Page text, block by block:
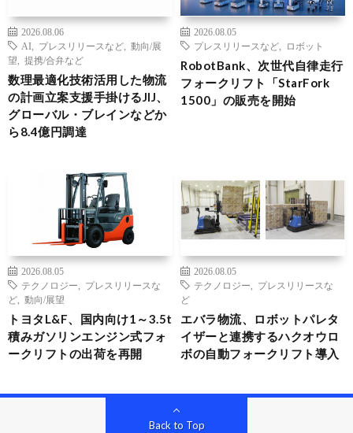
2026.08.06
AI
プレスリリースなど
動向/展
望
提携/合弁など
数理最適化技術活用した物流
の計画立案支援手掛けるJIJ、
グローバル・ブレインなどか
ら8.4億円調達
2026.08.05
プレスリリースなど
ロボット
RobotBank、次世代自律走行
フォークリフト「StarFork
1500」の販売を開始
2026.08.05
テクノロジー
プレスリリースな
ど
動向/展望
トヨタL&F、国内向け1～3.5t
積みガソリンエンジン式フォ
ークリフトの出荷を再開
2026.08.05
テクノロジー
プレスリリースな
ど
エバラ物流、ロボットパレタ
イザーと連携するハクオウロ
ボの自動フォークリフト導入
Back to Top